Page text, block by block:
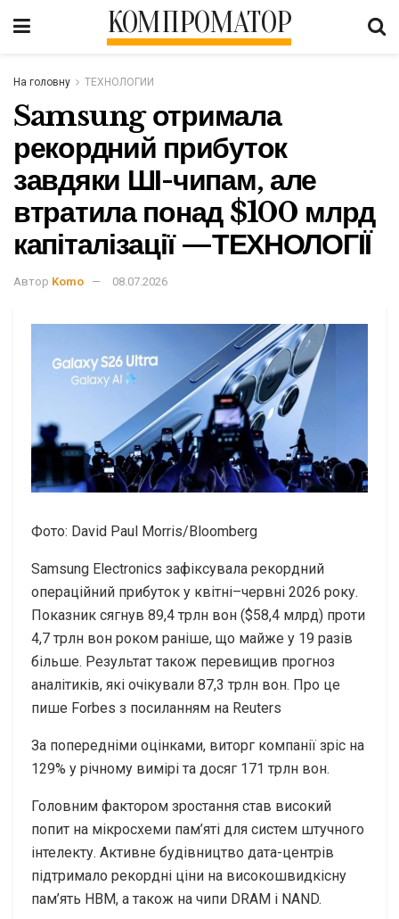
КОМПРОМАТОР
На головну ТЕХНОЛОГИИ
Samsung отримала
рекордний прибуток
завдяки ШІ-чипам, але
втратила понад $100 млрд
капіталізації —ТЕХНОЛОГІЇ
Автор Komo 08.07.2026
Фото: David Paul Morris/Bloomberg
Samsung Electronics зафіксувала рекордний
операційний прибуток у квітні–червні 2026 року.
Показник сягнув 89,4 трлн вон ($58,4 млрд) проти
4,7 трлн вон роком раніше, що майже у 19 разів
більше. Результат також перевищив прогноз
аналітиків, які очікували 87,3 трлн вон. Про це
пише Forbes з посиланням на Reuters
За попередніми оцінками, виторг компанії зріс на
129% у річному вимірі та досяг 171 трлн вон.
Головним фактором зростання став високий
попит на мікросхеми пам’яті для систем штучного
інтелекту. Активне будівництво дата-центрів
підтримало рекордні ціни на високошвидкісну
пам’ять HBM, а також на чипи DRAM і NAND.